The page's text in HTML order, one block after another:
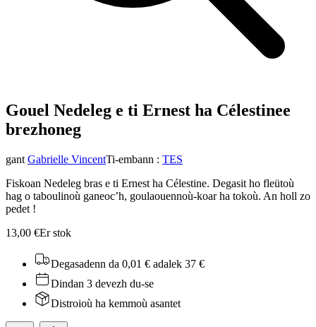
Gouel Nedeleg e ti Ernest ha Célestinee
brezhoneg
gant Gabrielle VincentTi-embann : TES
Fiskoan Nedeleg bras e ti Ernest ha Célestine. Degasit ho fleütoù
hag o taboulinoù ganeoc’h, goulaouennoù-koar ha tokoù. An holl zo
pedet !
13,00 €Er stok
Degasadenn da 0,01 € adalek 37 €
Dindan 3 devezh du-se
Distroioù ha kemmoù asantet